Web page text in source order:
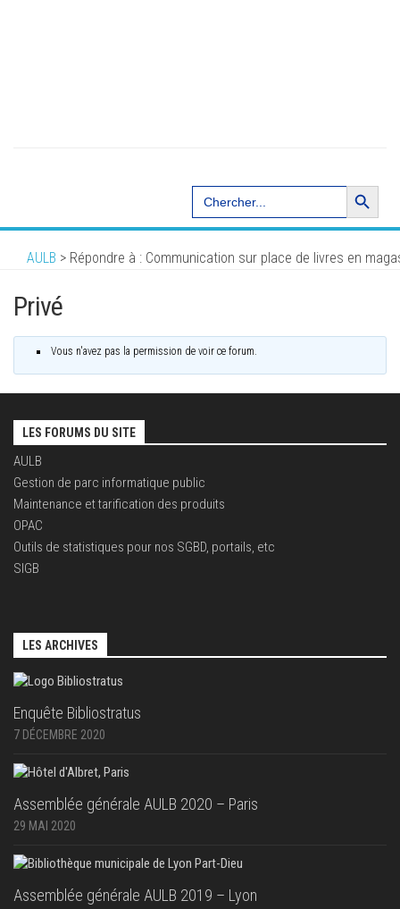
Search
for:
Search Button
AULB > Répondre à : Communication sur place de livres en
Privé
Vous n'avez pas la permission de voir ce forum.
LES FORUMS DU SITE
AULB
Gestion de parc informatique public
Maintenance et tarification des produits
OPAC
Outils de statistiques pour nos SGBD, portails, etc
SIGB
LES ARCHIVES
Enquête Bibliostratus
7 DÉCEMBRE 2020
Assemblée générale AULB 2020 – Paris
29 MAI 2020
Assemblée générale AULB 2019 – Lyon